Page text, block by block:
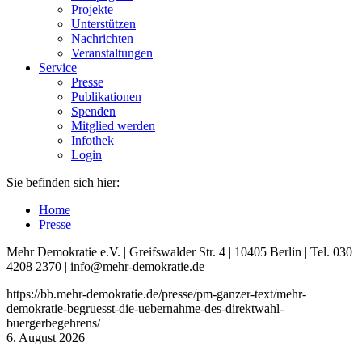
Projekte
Unterstützen
Nachrichten
Veranstaltungen
Service
Presse
Publikationen
Spenden
Mitglied werden
Infothek
Login
Sie befinden sich hier:
Home
Presse
Mehr Demokratie e.V. | Greifswalder Str. 4 | 10405 Berlin | Tel. 030
4208 2370 | info@mehr-demokratie.de
https://bb.mehr-demokratie.de/presse/pm-ganzer-text/mehr-
demokratie-begruesst-die-uebernahme-des-direktwahl-
buergerbegehrens/
6. August 2026